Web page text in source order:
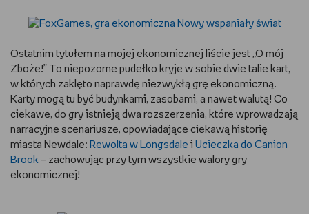
Ostatnim tytułem na mojej ekonomicznej liście jest „O mój
Zboże!” To niepozorne pudełko kryje w sobie dwie talie kart,
w których zaklęto naprawdę niezwykłą grę ekonomiczną.
Karty mogą tu być budynkami, zasobami, a nawet walutą! Co
ciekawe, do gry istnieją dwa rozszerzenia, które wprowadzają
narracyjne scenariusze, opowiadające ciekawą historię
miasta Newdale: Rewolta w Longsdale i Ucieczka do Canion
Brook – zachowując przy tym wszystkie walory gry
ekonomicznej!